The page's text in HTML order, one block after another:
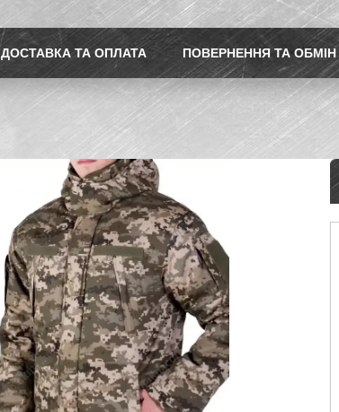
ДОСТАВКА ТА ОПЛАТА ПОВЕРНЕННЯ ТА ОБМІН